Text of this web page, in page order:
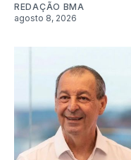
REDAÇÃO BMA
agosto 8, 2026